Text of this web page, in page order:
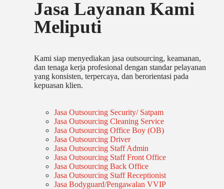
Jasa Layanan Kami
Meliputi
Kami siap menyediakan jasa outsourcing, keamanan,
dan tenaga kerja profesional dengan standar pelayanan
yang konsisten, terpercaya, dan berorientasi pada
kepuasan klien.
Jasa Outsourcing Security/ Satpam
Jasa Outsourcing Cleaning Service
Jasa Outsourcing Office Boy (OB)
Jasa Outsourcing Driver
Jasa Outsourcing Staff Admin
Jasa Outsourcing Staff Front Office
Jasa Outsourcing Back Office
Jasa Outsourcing Staff Receptionist
Jasa Bodyguard/Pengawalan VVIP